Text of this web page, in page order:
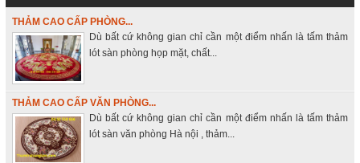
THẢM CAO CẤP PHÒNG...
Dù bất cứ không gian chỉ cần một điểm nhấn là tấm thảm
lót sàn phòng họp mặt, chất...
THẢM CAO CẤP VĂN PHÒNG...
Dù bất cứ không gian chỉ cần một điểm nhấn là tấm thảm
lót sàn văn phòng Hà nội , thảm...